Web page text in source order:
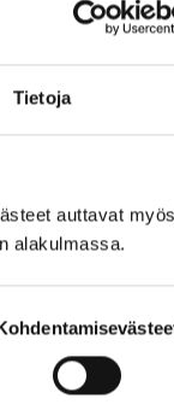
Tietoja
auttavat myös
alakulmassa.